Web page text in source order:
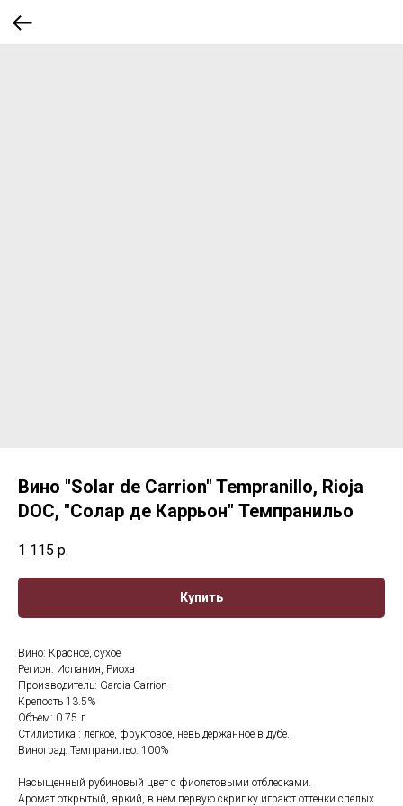
Вино "Solar de Carrion" Tempranillo, Rioja
DOC, "Солар де Каррьон" Темпранильо
1 115 р.
Купить
Вино: Красное, сухое
Регион: Испания, Риоха
Производитель: Garcia Carrion
Крепость 13.5%
Объем: 0.75 л
Стилистика : легкое, фруктовое, невыдержанное в дубе.
Виноград: Темпранильо: 100%
Насыщенный рубиновый цвет с фиолетовыми отблесками.
Аромат открытый, яркий, в нем первую скрипку играют оттенки спелых